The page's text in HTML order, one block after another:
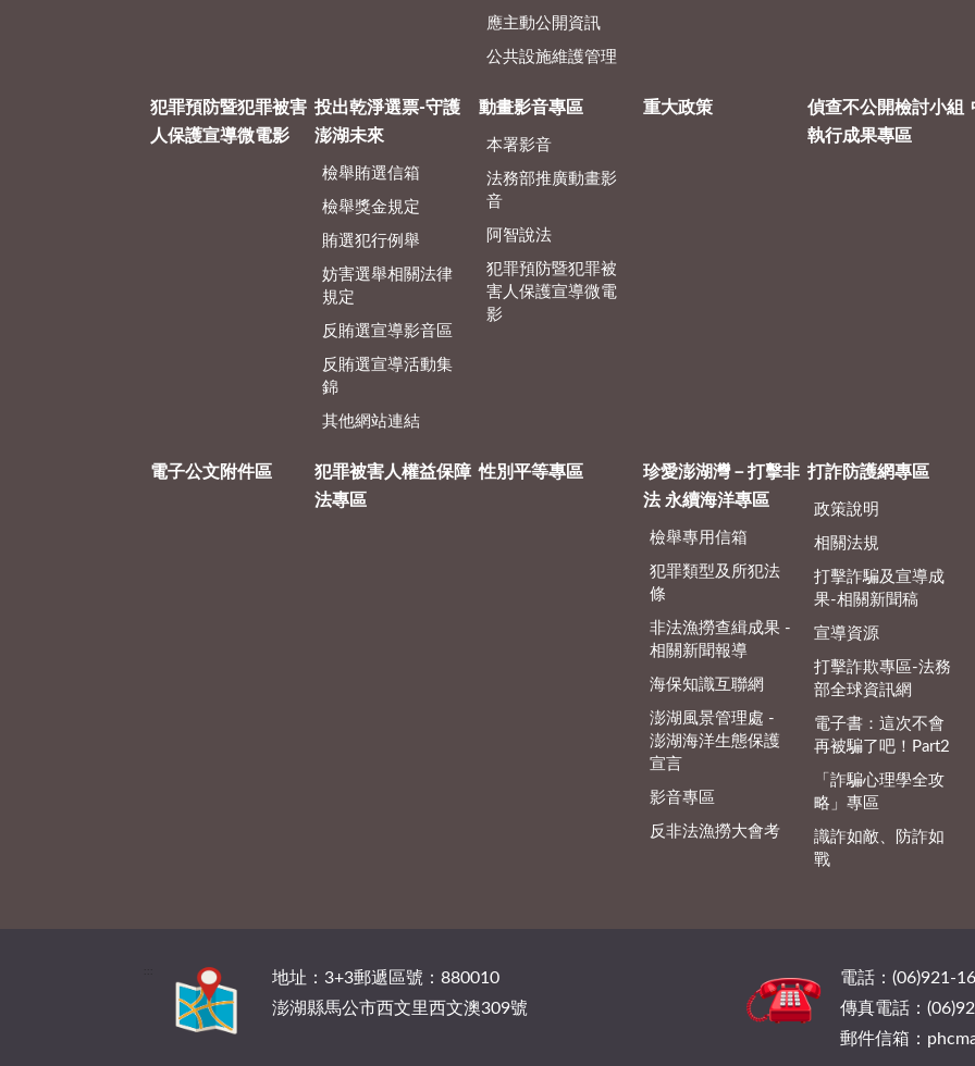
應主動公開資訊
公共設施維護管理
犯罪預防暨犯罪被害
人保護宣導微電影
投出乾淨選票-守護
澎湖未來
檢舉賄選信箱
檢舉獎金規定
賄選犯行例舉
妨害選舉相關法律
規定
反賄選宣導影音區
反賄選宣導活動集
錦
其他網站連結
動畫影音專區
本署影音
法務部推廣動畫影
音
阿智說法
犯罪預防暨犯罪被
害人保護宣導微電
影
重大政策
偵查不公開檢討小組
執行成果專區
電子公文附件區
犯罪被害人權益保障
法專區
性別平等專區
珍愛澎湖灣－打擊非
法 永續海洋專區
檢舉專用信箱
犯罪類型及所犯法
條
非法漁撈查緝成果 -
相關新聞報導
海保知識互聯網
澎湖風景管理處 -
澎湖海洋生態保護
宣言
影音專區
反非法漁撈大會考
打詐防護網專區
政策說明
相關法規
打擊詐騙及宣導成
果-相關新聞稿
宣導資源
打擊詐欺專區-法務
部全球資訊網
電子書：這次不會
再被騙了吧！Part2
「詐騙心理學全攻
略」專區
識詐如敵、防詐如
戰
地址：3+3郵遞區號：880010
澎湖縣馬公市西文里西文澳309號
電話：(06)921-
傳真電話：
郵件信箱：